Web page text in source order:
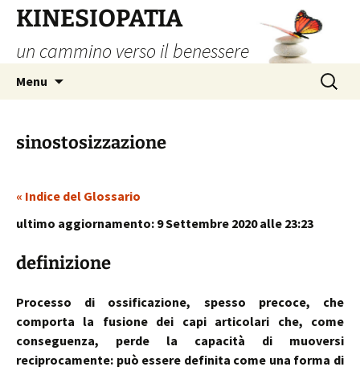
contenuto
KINESIOPATIA
un cammino verso il benessere
Menu
Ricerca
per:
sinostosizzazione
« Indice del Glossario
ultimo aggiornamento: 9 Settembre 2020 alle 23:23
definizione
Processo di ossificazione, spesso precoce, che
comporta la fusione dei capi articolari che, come
conseguenza, perde la capacità di muoversi
reciprocamente: può essere definita come una forma di